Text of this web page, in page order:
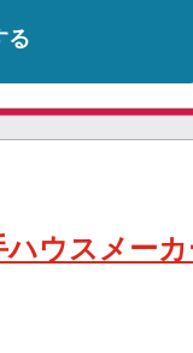
る
ウスメー